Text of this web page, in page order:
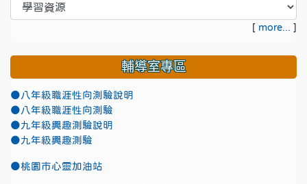
[ more... ]
輔導室專區
●八年級職涯性向測驗說明
●八年級職涯性向測驗
●九年級興趣測驗說明
●九年級興趣測驗
●桃園市心靈加油站